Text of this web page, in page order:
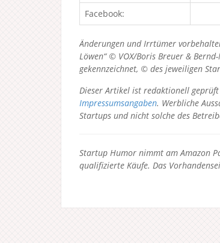
Facebook:
Änderungen und Irrtümer
Löwen“ © VOX/Boris Breuer &
gekennzeichnet, © des jeweiligen
Dieser Artikel ist redaktionell
Impressumsangaben. Werbliche
Startups und nicht solche des
Startup Humor nimmt am Amazon
qualifizierte Käufe. Das